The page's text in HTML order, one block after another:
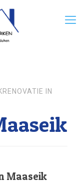
IN
Maaseik